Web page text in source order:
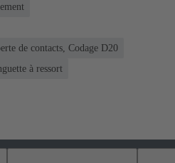
de contacts, Codage D20
à ressort